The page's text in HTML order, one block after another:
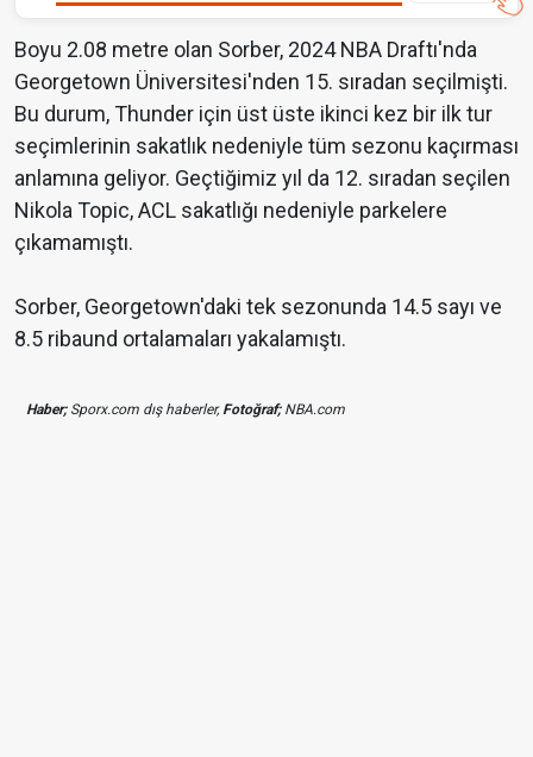
Boyu 2.08 metre olan Sorber, 2024 NBA Draftı'nda
Georgetown Üniversitesi'nden 15. sıradan seçilmişti.
Bu durum, Thunder için üst üste ikinci kez bir ilk tur
seçimlerinin sakatlık nedeniyle tüm sezonu kaçırması
anlamına geliyor. Geçtiğimiz yıl da 12. sıradan seçilen
Nikola Topic, ACL sakatlığı nedeniyle parkelere
çıkamamıştı.
Sorber, Georgetown'daki tek sezonunda 14.5 sayı ve
8.5 ribaund ortalamaları yakalamıştı.
Haber;Sporx.com dış haberler,Fotoğraf;NBA.com